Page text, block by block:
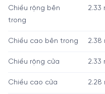
Chiều rộng bên
trong
2.33
Chiều cao bên trong 2.38
Chiều rộng cửa 2.33
Chiều cao cửa 2.28